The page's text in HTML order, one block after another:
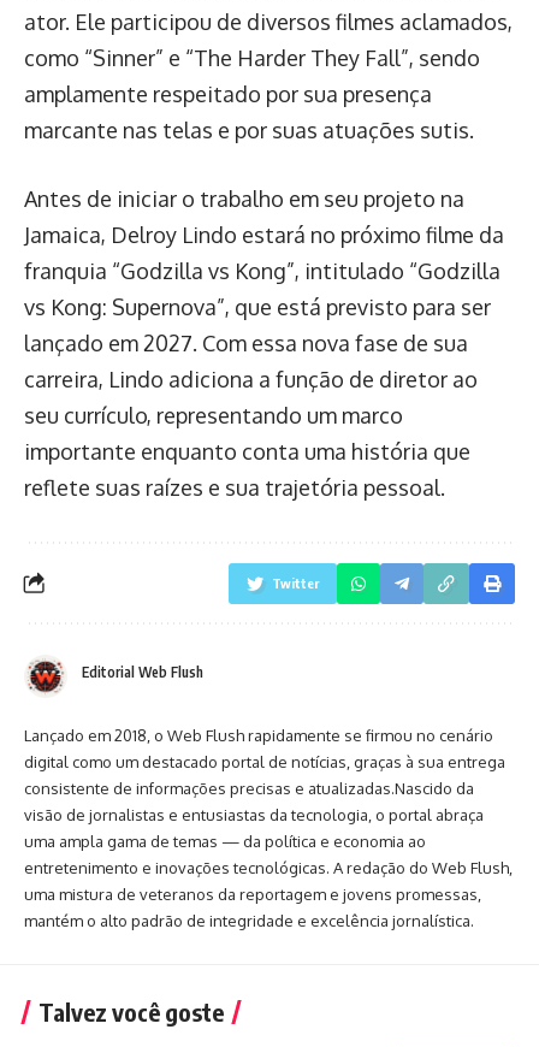
ator. Ele participou de diversos filmes aclamados,
como “Sinner” e “The Harder They Fall”, sendo
amplamente respeitado por sua presença
marcante nas telas e por suas atuações sutis.
Antes de iniciar o trabalho em seu projeto na
Jamaica, Delroy Lindo estará no próximo filme da
franquia “Godzilla vs Kong”, intitulado “Godzilla
vs Kong: Supernova”, que está previsto para ser
lançado em 2027. Com essa nova fase de sua
carreira, Lindo adiciona a função de diretor ao
seu currículo, representando um marco
importante enquanto conta uma história que
reflete suas raízes e sua trajetória pessoal.
Twitter
Editorial Web Flush
Lançado em 2018, o Web Flush rapidamente se firmou no cenário
digital como um destacado portal de notícias, graças à sua entrega
consistente de informações precisas e atualizadas.Nascido da
visão de jornalistas e entusiastas da tecnologia, o portal abraça
uma ampla gama de temas — da política e economia ao
entretenimento e inovações tecnológicas. A redação do Web Flush,
uma mistura de veteranos da reportagem e jovens promessas,
mantém o alto padrão de integridade e excelência jornalística.
Talvez você goste